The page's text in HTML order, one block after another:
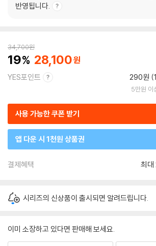
반영됩니다.
34,700원
19 28,100
YES포인트 290원
5만원 이
사용 가능한 쿠폰 받기
앱 다운 시 1천원 상품권
결제혜택 최
시리즈의 신상품이 출시되면 알려드립니다.
이미 소장하고 있다면 판매해 보세요.